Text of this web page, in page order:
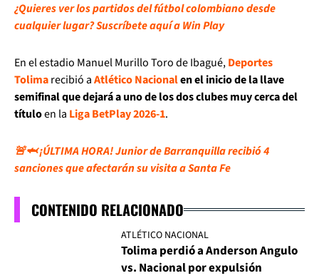
¿Quieres ver los partidos del fútbol colombiano desde
cualquier lugar? Suscríbete aquí a Win Play
En el estadio Manuel Murillo Toro de Ibagué,Deportes
Tolimarecibió aAtlético Nacionalen el inicio de la llave
semifinal que dejará a uno de los dos clubes muy cerca del
títuloen la Liga BetPlay 2026-1.
🚨🦈 ¡ÚLTIMA HORA! Junior de Barranquilla recibió 4
sanciones que afectarán su visita a Santa Fe
CONTENIDO RELACIONADO
ATLÉTICO NACIONAL
Tolima perdió a Anderson Angulo
vs. Nacional por expulsión